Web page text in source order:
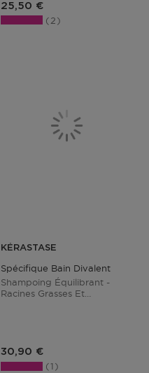
Prix du produit
25,50 €
2
KÉRASTASE
Spécifique Bain Divalent
Shampoing Équilibrant -
Racines Grasses Et
Prix du produit
30,90 €
1